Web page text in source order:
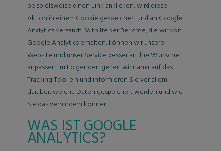
beispielsweise einen Link anklicken, wird diese
Aktion in einem Cookie gespeichert und an Google
Analytics versandt. Mithilfe der Berichte, die wir von
Google Analytics erhalten, können wir unsere
Website und unser Service besser an Ihre Wünsche
anpassen. Im Folgenden gehen wir näher auf das
Tracking Tool ein und informieren Sie vor allem
darüber, welche Daten gespeichert werden und wie
Sie das verhindern können.
WAS IST GOOGLE
ANALYTICS?